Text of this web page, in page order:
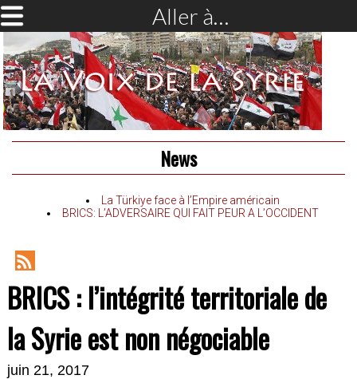
Aller à…
News
La Türkiye face à l’Empire américain
BRICS: L’ADVERSAIRE QUI FAIT PEUR A L’OCCIDENT
RSS
Feed
BRICS : l’intégrité territoriale de
la Syrie est non négociable
juin 21, 2017